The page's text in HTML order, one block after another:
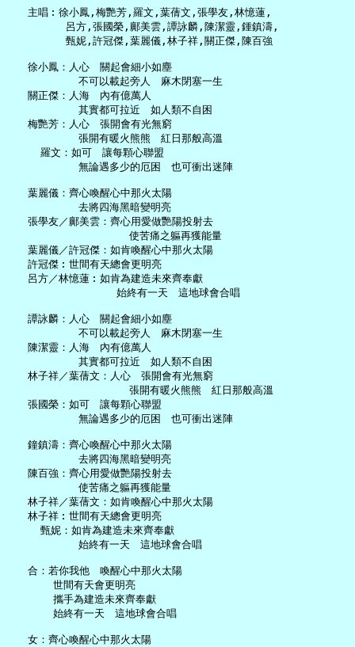
   主唱︰徐小鳳,梅艷芳,羅文,葉蒨文,張學友,林憶蓮,
         呂方,張國榮,鄺美雲,譚詠麟,陳潔靈,鍾鎮濤,
         甄妮,許冠傑,葉麗儀,林子祥,關正傑,陳百強
   徐小鳳：人心　關起會細小如塵
           不可以載起旁人　麻木閉塞一生
   關正傑：人海　內有億萬人
           其實都可拉近　如人類不自困
   梅艷芳：人心　張開會有光無窮
           張開有暖火熊熊　紅日那般高溫
     羅文：如可　讓每顆心聯盟
           無論遇多少的厄困　也可衝出迷陣
   葉麗儀：齊心喚醒心中那火太陽
           去將四海黑暗變明亮
   張學友／鄺美雲：齊心用愛做艷陽投射去
                   使苦痛之軀再獲能量
   葉麗儀／許冠傑：如肯喚醒心中那火太陽
   許冠傑︰世間有天總會更明亮
   呂方／林憶蓮︰如肯為建造未來齊奉獻
                 始終有一天　這地球會合唱
   譚詠麟：人心　關起會細小如塵
           不可以載起旁人　麻木閉塞一生
   陳潔靈：人海　內有億萬人
           其實都可拉近　如人類不自困
   林子祥／葉蒨文：人心　張開會有光無窮
                   張開有暖火熊熊　紅日那般高溫
   張國榮：如可　讓每顆心聯盟
           無論遇多少的厄困　也可衝出迷陣
   鐘鎮濤：齊心喚醒心中那火太陽
           去將四海黑暗變明亮
   陳百強：齊心用愛做艷陽投射去
           使苦痛之軀再獲能量
   林子祥／葉蒨文：如肯喚醒心中那火太陽
   林子祥︰世間有天總會更明亮
     甄妮：如肯為建造未來齊奉獻
           始終有一天　這地球會合唱
   合：若你我他　喚醒心中那火太陽
       世間有天會更明亮
       攜手為建造未來齊奉獻
       始終有一天　這地球會合唱
   女：齊心喚醒心中那火太陽